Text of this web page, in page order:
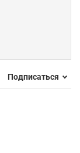
Подписаться